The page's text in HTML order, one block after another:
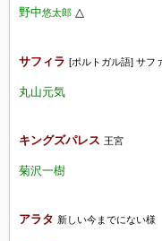
野中悠太郎 △
サフィラ [ポルトガル語] サフ
丸山元気
キングズパレス 王宮
菊沢一樹
アラタ 新しい今までにない様